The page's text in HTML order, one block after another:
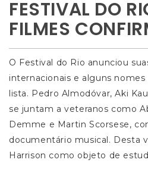
FESTIVAL DO
FILMES
O Festival do Rio anunciou
internacionais e alguns
lista. Pedro Almodóvar, Aki
se juntam a veteranos como
Demme e Martin Scorsese,
documentário musical. Desta
Harrison como objeto de